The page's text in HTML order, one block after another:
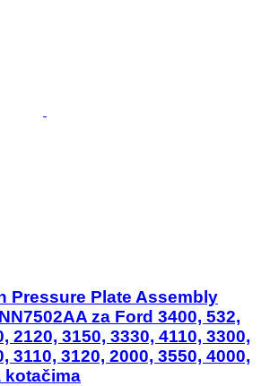
Pressure Plate Assembly
za Ford 3400, 532,
2120, 3150, 3330, 4110, 3300,
3110, 3120, 2000, 3550, 4000,
kotačima